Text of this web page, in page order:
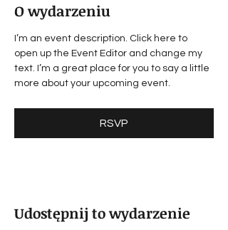
O wydarzeniu
I’m an event description. Click here to
open up the Event Editor and change my
text. I’m a great place for you to say a little
more about your upcoming event.
RSVP
Udostępnij to wydarzenie